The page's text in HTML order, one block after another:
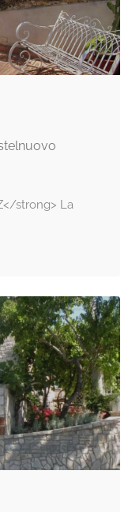
strong> La